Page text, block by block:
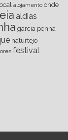
alojamento onde
aldias
garcia penha
naturtejo
festival